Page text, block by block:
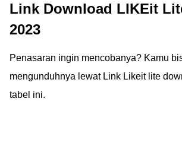
Link Download LIKEit
2023
Penasaran ingin mencobanya? Kamu
mengunduhnya lewat Link Likeit lite
tabel ini.